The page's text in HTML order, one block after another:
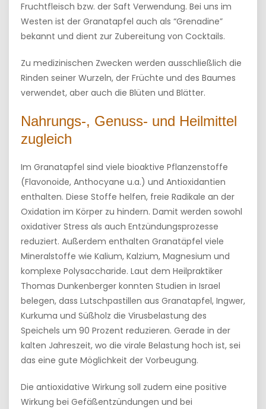
Fruchtfleisch bzw. der Saft Verwendung. Bei uns im
Westen ist der Granatapfel auch als “Grenadine”
bekannt und dient zur Zubereitung von Cocktails.
Zu medizinischen Zwecken werden ausschließlich die
Rinden seiner Wurzeln, der Früchte und des Baumes
verwendet, aber auch die Blüten und Blätter.
Nahrungs-, Genuss- und Heilmittel
zugleich
Im Granatapfel sind viele bioaktive Pflanzenstoffe
(Flavonoide, Anthocyane u.a.) und Antioxidantien
enthalten. Diese Stoffe helfen, freie Radikale an der
Oxidation im Körper zu hindern. Damit werden sowohl
oxidativer Stress als auch Entzündungsprozesse
reduziert. Außerdem enthalten Granatäpfel viele
Mineralstoffe wie Kalium, Kalzium, Magnesium und
komplexe Polysaccharide. Laut dem Heilpraktiker
Thomas Dunkenberger konnten Studien in Israel
belegen, dass Lutschpastillen aus Granatapfel, Ingwer,
Kurkuma und Süßholz die Virusbelastung des
Speichels um 90 Prozent reduzieren. Gerade in der
kalten Jahreszeit, wo die virale Belastung hoch ist, sei
das eine gute Möglichkeit der Vorbeugung.
Die antioxidative Wirkung soll zudem eine positive
Wirkung bei Gefäßentzündungen und bei